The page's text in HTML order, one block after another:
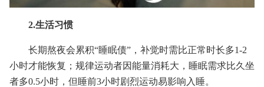
2.生活习惯
长期熬夜会累积“睡眠债”，补觉时需比正常时长多1-2
小时才能恢复；规律运动者因能量消耗大，睡眠需求比久坐
者多0.5小时，但睡前3小时剧烈运动易影响入睡。